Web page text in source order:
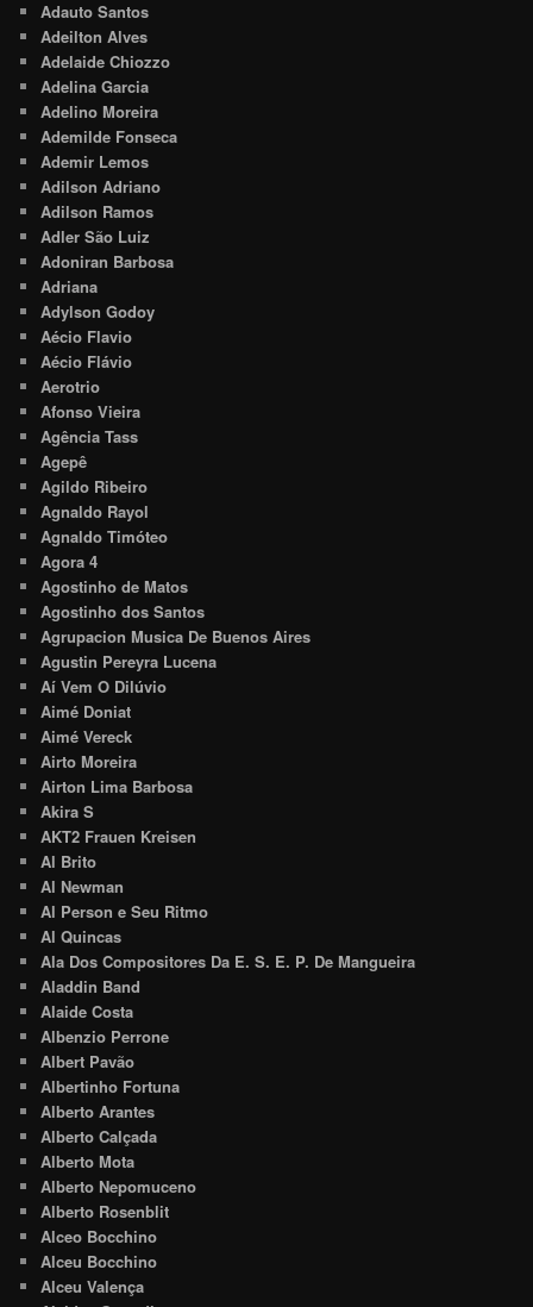
Adauto Santos
Adeilton Alves
Adelaide Chiozzo
Adelina Garcia
Adelino Moreira
Ademilde Fonseca
Ademir Lemos
Adilson Adriano
Adilson Ramos
Adler São Luiz
Adoniran Barbosa
Adriana
Adylson Godoy
Aécio Flavio
Aécio Flávio
Aerotrio
Afonso Vieira
Agência Tass
Agepê
Agildo Ribeiro
Agnaldo Rayol
Agnaldo Timóteo
Agora 4
Agostinho de Matos
Agostinho dos Santos
Agrupacion Musica De Buenos Aires
Agustin Pereyra Lucena
Aí Vem O Dilúvio
Aimé Doniat
Aimé Vereck
Airto Moreira
Airton Lima Barbosa
Akira S
AKT2 Frauen Kreisen
Al Brito
Al Newman
Al Person e Seu Ritmo
Al Quincas
Ala Dos Compositores Da E. S. E. P. De Mangueira
Aladdin Band
Alaide Costa
Albenzio Perrone
Albert Pavão
Albertinho Fortuna
Alberto Arantes
Alberto Calçada
Alberto Mota
Alberto Nepomuceno
Alberto Rosenblit
Alceo Bocchino
Alceu Bocchino
Alceu Valença